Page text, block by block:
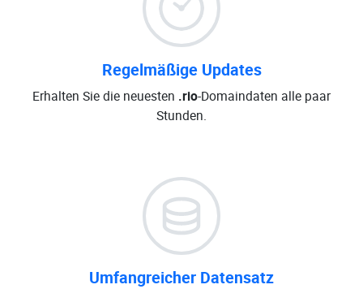
Regelmäßige Updates
Erhalten Sie die neuesten .rio-Domaindaten alle paar
Stunden.
Umfangreicher Datensatz